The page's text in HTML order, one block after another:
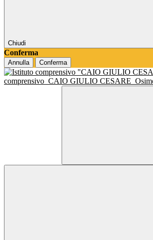
Chiudi
Conferma
Annulla Conferma
comprensivo CAIO GIULIO CESARE